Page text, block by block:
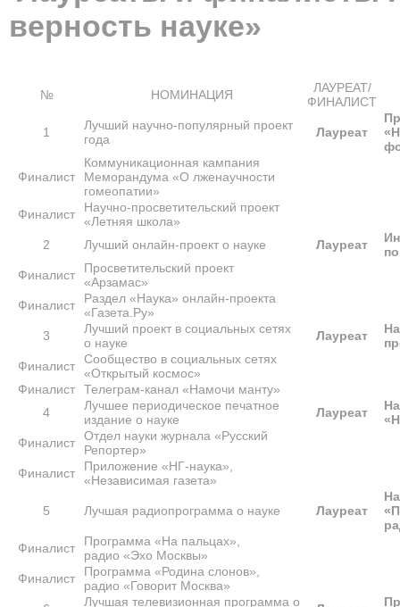
верность науке»
№ НОМИНАЦИЯ
ЛАУРЕАТ/
ФИНАЛИСТ
1
Лучший научно-популярный проект
года
Лауреат
Финалист
Коммуникационная кампания
Меморандума «О лженаучности
гомеопатии»
Финалист
Научно-просветительский проект
«Летняя школа»
2
Лучший онлайн-проект о науке Лауреат
Финалист
Просветительский проект
«Арзамас»
Финалист
Раздел «Наука» онлайн-проекта
«Газета.Ру»
3
Лучший проект в социальных сетях
о науке
Лауреат
Финалист
Сообщество в социальных сетях
«Открытый космос»
Финалист
Телеграм-канал «Намочи манту»
4
Лучшее периодическое печатное
издание о науке
Лауреат
Финалист
Отдел науки журнала «Русский
Репортер»
Финалист
Приложение «НГ-наука»,
«Независимая газета»
5 Лучшая радиопрограмма о науке Лауреат
Финалист
Программа «На пальцах»,
радио «Эхо Москвы»
Финалист
Программа «Родина слонов»,
радио «Говорит Москва»
Лучшая телевизионная программа о